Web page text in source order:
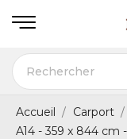
Accueil Carport
A14 - 359 x 844 cm